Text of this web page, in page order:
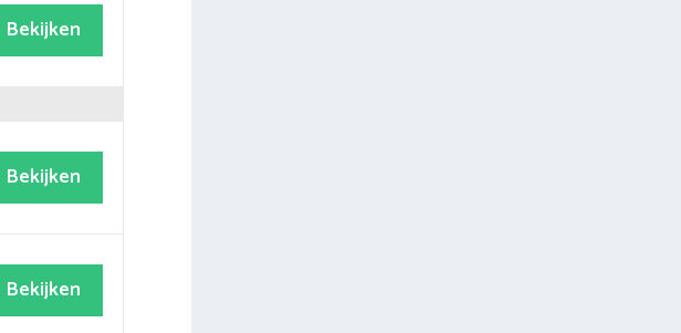
Bekijken
Bekijken
Bekijken